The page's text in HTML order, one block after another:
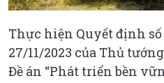
Thực hiện Quyết định số
27/11/2023 của Thủ
Đề án “Phát triển bền